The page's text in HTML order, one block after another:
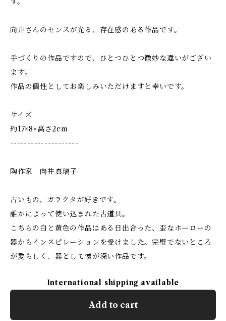
向井さんのセンスが光る、存在感のある作品です。
手づくりの作品ですので、ひとつひとつ微妙な違いがござい
ます。
作品の個性としてお楽しみいただけますと幸いです。
サイズ
約17×8×高さ2cm
--------------------
陶作家 向井真璃子
古いもの、ガラクタが好きです。
誰かによって使い込まれた古道具。
こちらの白と黄色の作品はある日出合った、歪なホーローの
器からインスピレーションを受けました。完璧でないところ
が愛らしく、器として懐が深い作品です。
International shipping available
Add to cart